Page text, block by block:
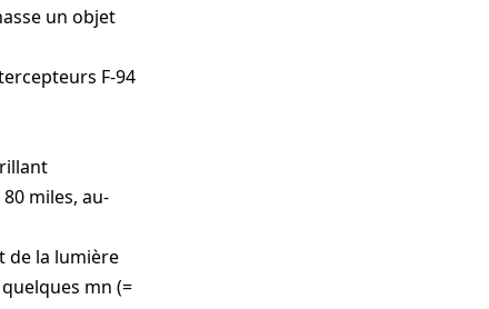
un objet
F-94
miles, au-
de la lumière
mn (=